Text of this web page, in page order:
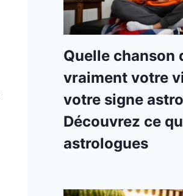
Quelle chanson
vraiment votre
votre signe
Découvrez ce
astrologues